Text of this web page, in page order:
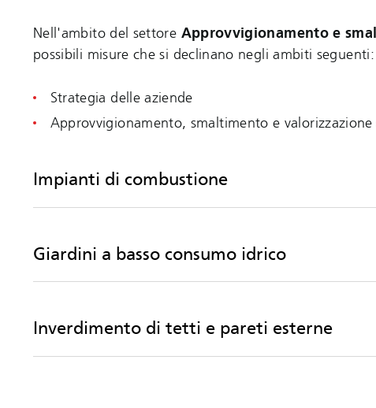
Nell'ambito del settore Approvvigionamento e
possibili misure che si declinano negli ambiti seguenti:
Strategia delle aziende
Approvvigionamento, smaltimento e valorizzazione
Impianti di combustione
Giardini a basso consumo idrico
Inverdimento di tetti e pareti esterne